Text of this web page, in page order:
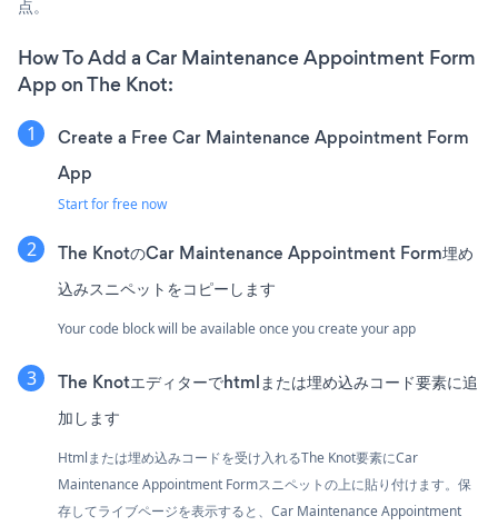
点。
How To Add a Car Maintenance Appointment Form
App on The Knot:
Create a Free Car Maintenance Appointment Form
App
Start for free now
The KnotのCar Maintenance Appointment Form埋め
込みスニペットをコピーします
Your code block will be available once you create your app
The Knotエディターでhtmlまたは埋め込みコード要素に追
加します
Htmlまたは埋め込みコードを受け入れるThe Knot要素にCar
Maintenance Appointment Formスニペットの上に貼り付けます。保
存してライブページを表示すると、Car Maintenance Appointment